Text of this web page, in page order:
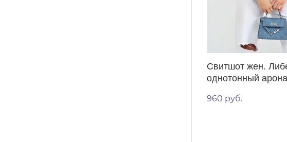
Свитшот жен.
однотонный арона
960 руб.